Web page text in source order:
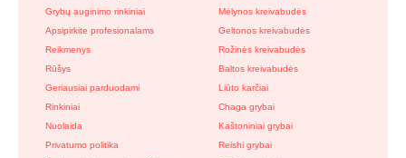
Grybų auginimo rinkiniai
Apsipirkite profesionalams
Reikmenys
Rūšys
Geriausiai parduodami
Rinkiniai
Nuolaida
Privatumo politika
Mėlynos kreivabudės
Geltonos kreivabudės
Rožinės kreivabudės
Baltos kreivabudės
Liūto karčiai
Chaga grybai
Kaštoniniai grybai
Reishi grybai